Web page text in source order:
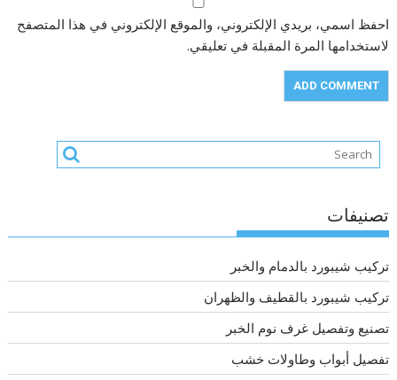
احفظ اسمي، بريدي الإلكتروني، والموقع الإلكتروني في هذا المتصفح
لاستخدامها المرة المقبلة في تعليقي.
تصنيفات
تركيب شيبورد بالدمام والخبر
تركيب شيبورد بالقطيف والظهران
تصنيع وتفصيل غرف نوم الخبر
تفصيل أبواب وطاولات خشب